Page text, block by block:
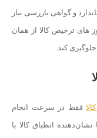
و گواهی بازرسی نیاز
های ترخیص کالا از همان
کند.
فقط در سرعت انجام
انطباق کالا با